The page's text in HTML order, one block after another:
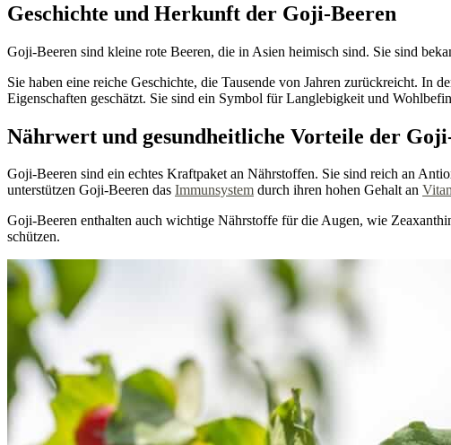
Geschichte und Herkunft der Goji-Beeren
Goji-Beeren sind kleine rote Beeren, die in Asien heimisch sind. Sie sind
Sie haben eine reiche Geschichte, die Tausende von Jahren zurückreicht. In
Eigenschaften geschätzt. Sie sind ein Symbol für Langlebigkeit und
Nährwert und gesundheitliche Vorteile der
Goji-Beeren sind ein echtes Kraftpaket an Nährstoffen. Sie sind reich an
unterstützen Goji-Beeren das Immunsystem durch ihren hohen Gehalt an
Goji-Beeren enthalten auch wichtige Nährstoffe für die Augen, wie
schützen.